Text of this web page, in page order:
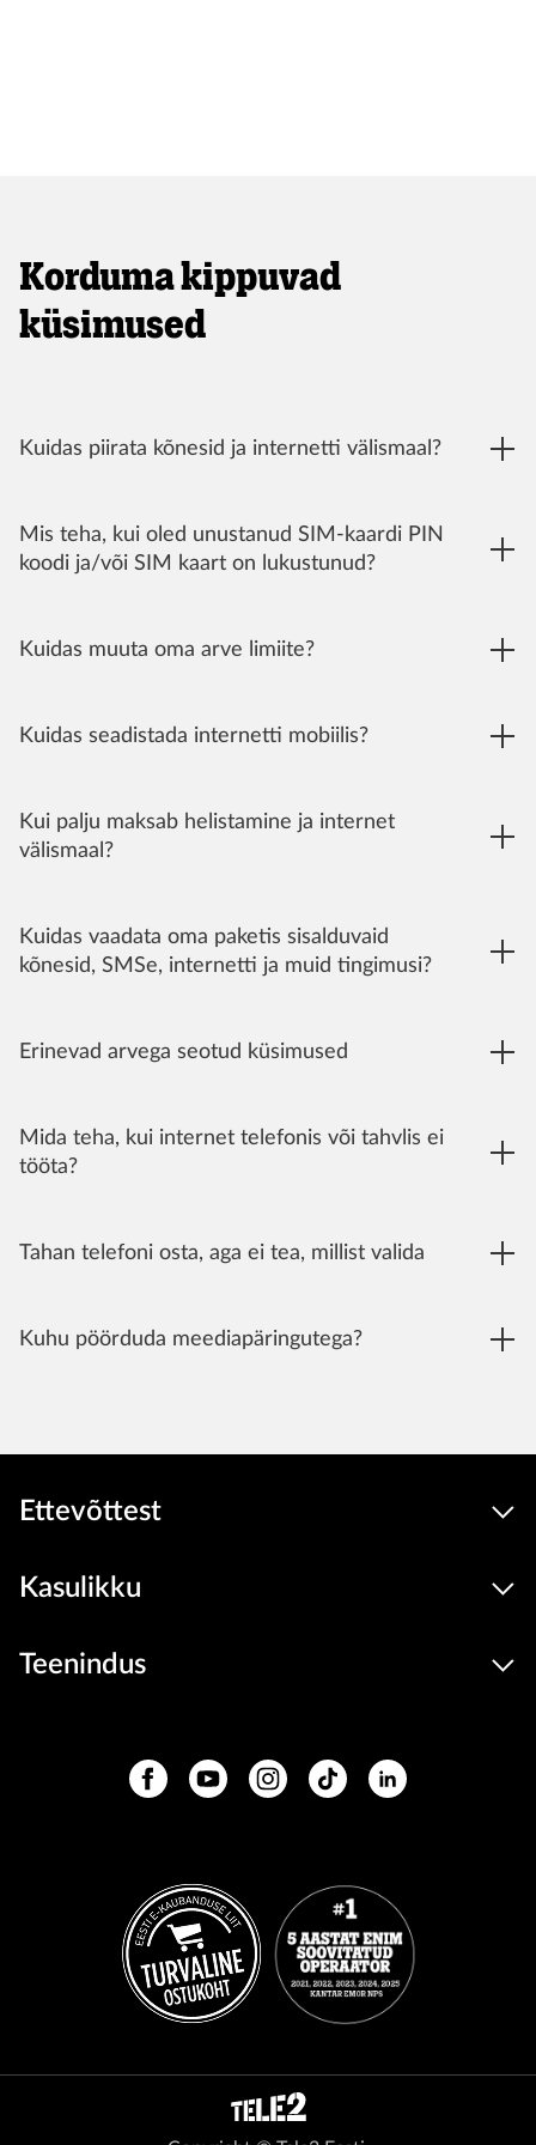
Korduma kippuvad
küsimused
Kuidas piirata kõnesid ja internetti välismaal?
Mis teha, kui oled unustanud SIM-kaardi PIN
koodi ja/või SIM kaart on lukustunud?
Kuidas muuta oma arve limiite?
Kuidas seadistada internetti mobiilis?
Kui palju maksab helistamine ja internet
välismaal?
Kuidas vaadata oma paketis sisalduvaid
kõnesid, SMSe, internetti ja muid tingimusi?
Erinevad arvega seotud küsimused
Mida teha, kui internet telefonis või tahvlis ei
tööta?
Tahan telefoni osta, aga ei tea, millist valida
Kuhu pöörduda meediapäringutega?
Ettevõttest
Kasulikku
Teenindus